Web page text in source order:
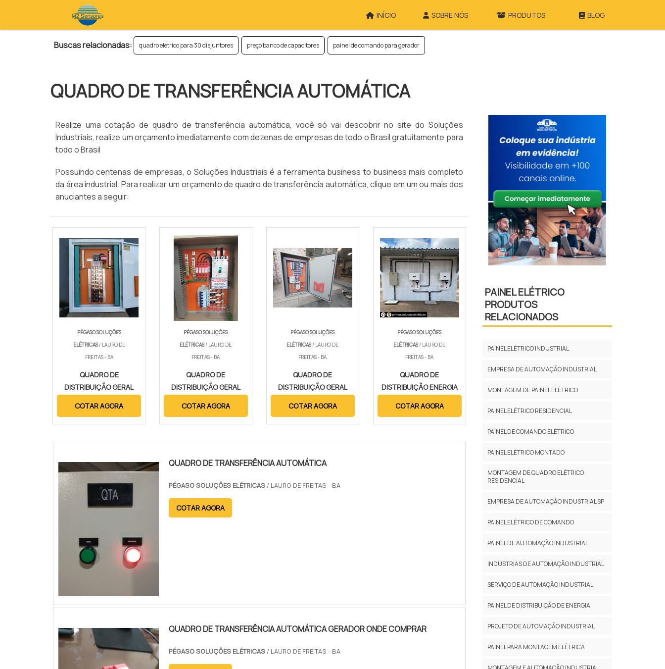
INÍCIO SOBRE NÓS PRODUTOS BLOG
Buscas relacionadas: quadro elétrico para 30 disjuntores preço banco de capacitores painel de comando para gerador
QUADRO DE TRANSFERÊNCIA AUTOMÁTICA
Realize uma cotação de quadro de transferência automática, você só vai descobrir no site do Soluções
Industriais, realize um orçamento imediatamente com dezenas de empresas de todo o Brasil gratuitamente para
todo o Brasil
Possuindo centenas de empresas, o Soluções Industriais é a ferramenta business to business mais completo
da área industrial. Para realizar um orçamento de quadro de transferência automática, clique em um ou mais dos
anuciantes a seguir:
PÉGASO SOLUÇÕES
ELÉTRICAS/ LAURO DE
FREITAS - BA
QUADRO DE
DISTRIBUIÇÃO GERAL
COTAR AGORA
PÉGASO SOLUÇÕES
ELÉTRICAS/ LAURO DE
FREITAS - BA
QUADRO DE
DISTRIBUIÇÃO GERAL
COTAR AGORA
PÉGASO SOLUÇÕES
ELÉTRICAS/ LAURO DE
FREITAS - BA
QUADRO DE
DISTRIBUIÇÃO GERAL
COTAR AGORA
PÉGASO SOLUÇÕES
ELÉTRICAS/ LAURO DE
FREITAS - BA
QUADRO DE
DISTRIBUIÇÃO ENERGIA
COTAR AGORA
QUADRO DE TRANSFERÊNCIA AUTOMÁTICA
PÉGASO SOLUÇÕES ELÉTRICAS / LAURO DE FREITAS - BA
COTAR AGORA
QUADRO DE TRANSFERÊNCIA AUTOMÁTICA GERADOR ONDE COMPRAR
PÉGASO SOLUÇÕES ELÉTRICAS / LAURO DE FREITAS - BA
PAINEL ELÉTRICO
PRODUTOS
RELACIONADOS
PAINEL ELÉTRICO INDUSTRIAL
EMPRESA DE AUTOMAÇÃO INDUSTRIAL
MONTAGEM DE PAINEL ELÉTRICO
PAINEL ELÉTRICO RESIDENCIAL
PAINEL DE COMANDO ELÉTRICO
PAINEL ELÉTRICO MONTADO
MONTAGEM DE QUADRO ELÉTRICO
RESIDENCIAL
EMPRESA DE AUTOMAÇÃO INDUSTRIAL SP
PAINEL ELÉTRICO DE COMANDO
PAINEL DE AUTOMAÇÃO INDUSTRIAL
INDÚSTRIAS DE AUTOMAÇÃO INDUSTRIAL
SERVIÇO DE AUTOMAÇÃO INDUSTRIAL
PAINEL DE DISTRIBUIÇÃO DE ENERGIA
PROJETO DE AUTOMAÇÃO INDUSTRIAL
PAINEL PARA MONTAGEM ELÉTRICA